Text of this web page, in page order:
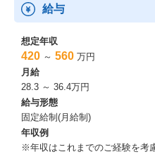
キルを着実に広げていくことが
キャリアパス
中途採用リクルーターとして一
経験によって、以下のように柔
ることが可能です。
◆中途採用リクルーターとして
・リードリクルーター（複数案
給与
想定年収
420 ～ 560 万円
月給
28.3 ～ 36.4万円
給与形態
固定給制(月給制)
年収例
※年収はこれまでのご経験を考